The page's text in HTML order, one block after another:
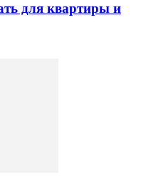
для квартиры и